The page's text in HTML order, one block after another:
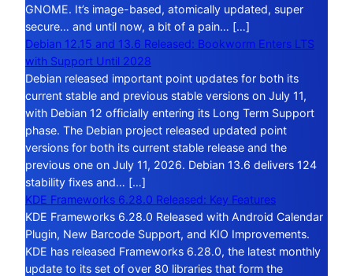
GNOME. It’s image-based, atomically updated, super
secure… and until now, a bit of a pain… […]
Debian 12.15 and 13.6 Released: Bookworm Enters LTS
with Support Until 2028
Debian released important point updates for both its
current stable and previous stable versions on July 11,
with Debian 12 officially entering its Long Term Support
phase. The Debian project released updated point
versions for both its current stable release and the
previous one on July 11, 2026. Debian 13.6 delivers 124
stability fixes and… […]
KDE Frameworks 6.28.0 Released: Key Features
KDE Frameworks 6.28.0 Released with Android Calendar
Plugin, New Barcode Support, and KIO Improvements.
KDE has released Frameworks 6.28.0, the latest monthly
update to its set of over 80 libraries that form the